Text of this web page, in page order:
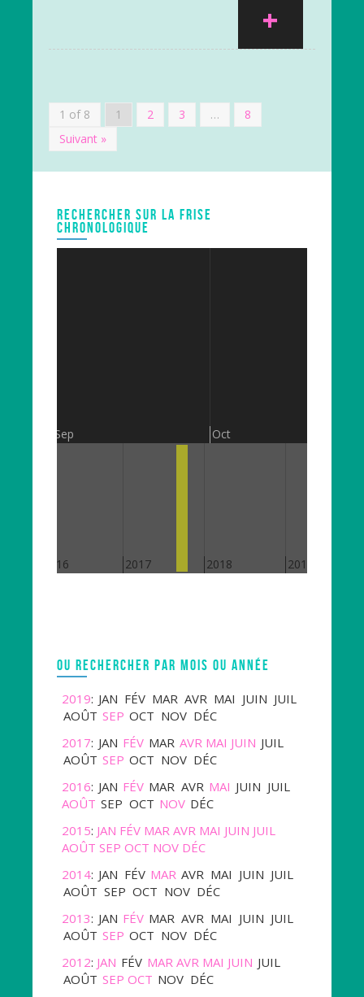
+
1 of 8 1 2 3 …
8
Suivant »
RECHERCHER SUR LA FRISE
CHRONOLOGIQUE
Sep Oct
2016 2017 2018 2019
OU RECHERCHER PAR MOIS OU ANNÉE
2019: JAN FÉV MAR AVR MAI JUIN JUIL
AOÛT SEP OCT NOV DÉC
2017: JAN FÉV MAR AVR MAI JUIN JUIL
AOÛT SEP OCT NOV DÉC
2016: JAN FÉV MAR AVR MAI JUIN JUIL
AOÛT SEP OCT NOV DÉC
2015: JAN FÉV MAR AVR MAI JUIN JUIL
AOÛT SEP OCT NOV DÉC
2014: JAN FÉV MAR AVR MAI JUIN JUIL
AOÛT SEP OCT NOV DÉC
2013: JAN FÉV MAR AVR MAI JUIN JUIL
AOÛT SEP OCT NOV DÉC
2012: JAN FÉV MAR AVR MAI JUIN JUIL
AOÛT SEP OCT NOV DÉC